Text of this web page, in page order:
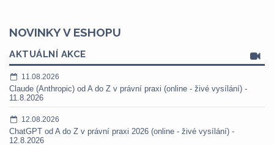
NOVINKY V ESHOPU
AKTUÁLNÍ AKCE
11.08.2026
Claude (Anthropic) od A do Z v právní praxi (online - živé vysílání) -
11.8.2026
12.08.2026
ChatGPT od A do Z v právní praxi 2026 (online - živé vysílání) -
12.8.2026